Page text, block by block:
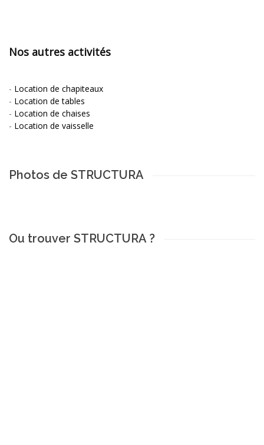
Nos autres activités
- Location de chapiteaux
- Location de tables
- Location de chaises
- Location de vaisselle
Photos de STRUCTURA
Ou trouver STRUCTURA ?